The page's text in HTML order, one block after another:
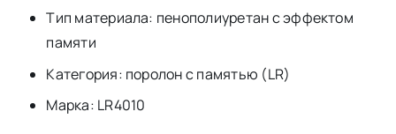
Тип материала: пенополиуретан с эффектом
памяти
Категория: поролон с памятью (LR)
Марка: LR4010